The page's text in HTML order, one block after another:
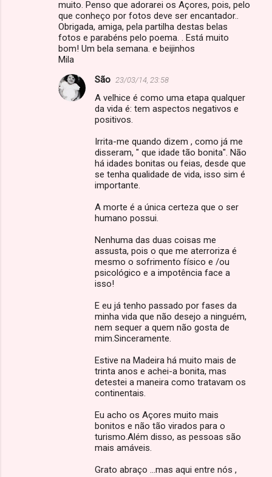
muito. Penso que adorarei os Açores, pois, pelo
que conheço por fotos deve ser encantador..
Obrigada, amiga, pela partilha destas belas
fotos e parabéns pelo poema. . Está muito
bom! Um bela semana. e beijinhos
Mila
São 23/03/14, 23:58
A velhice é como uma etapa qualquer
da vida é: tem aspectos negativos e
positivos.
Irrita-me quando dizem , como já me
disseram, " que idade tão bonita". Não
há idades bonitas ou feias, desde que
se tenha qualidade de vida, isso sim é
importante.
A morte é a única certeza que o ser
humano possui.
Nenhuma das duas coisas me
assusta, pois o que me aterroriza é
mesmo o sofrimento físico e /ou
psicológico e a impotência face a
isso!
E eu já tenho passado por fases da
minha vida que não desejo a ninguém,
nem sequer a quem não gosta de
mim.Sinceramente.
Estive na Madeira há muito mais de
trinta anos e achei-a bonita, mas
detestei a maneira como tratavam os
continentais.
Eu acho os Açores muito mais
bonitos e não tão virados para o
turismo.Além disso, as pessoas são
mais amáveis.
Grato abraço ...mas aqui entre nós ,